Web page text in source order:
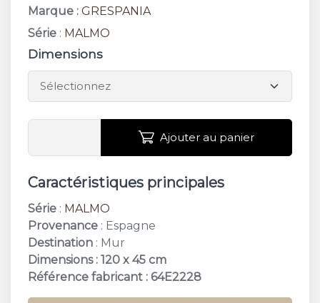
Marque : GRESPANIA
Série : MALMO
Dimensions
Ajouter au panier
Caractéristiques principales
Série : MALMO
Provenance : Espagne
Destination : Mur
Dimensions : 120 x 45 cm
Référence fabricant : 64E2228